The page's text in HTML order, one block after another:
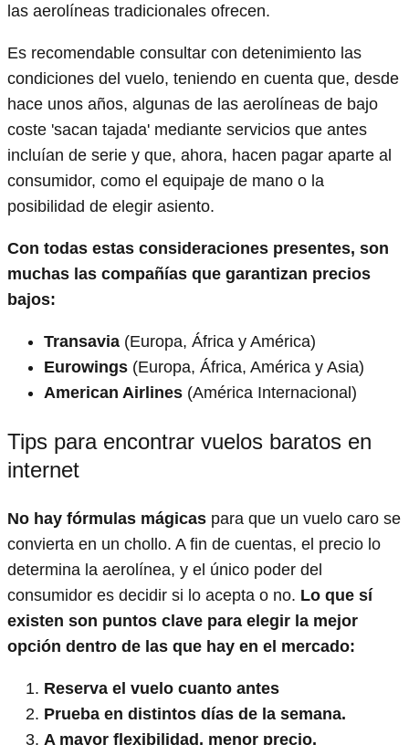
las aerolíneas tradicionales ofrecen.
Es recomendable consultar con detenimiento las
condiciones del vuelo, teniendo en cuenta que, desde
hace unos años, algunas de las aerolíneas de bajo
coste 'sacan tajada' mediante servicios que antes
incluían de serie y que, ahora, hacen pagar aparte al
consumidor, como el equipaje de mano o la
posibilidad de elegir asiento.
Con todas estas consideraciones presentes, son
muchas las compañías que garantizan precios
bajos:
Transavia (Europa, África y América)
Eurowings (Europa, África, América y Asia)
American Airlines (América Internacional)
Tips para encontrar vuelos baratos en
internet
No hay fórmulas mágicas para que un vuelo caro se
convierta en un chollo. A fin de cuentas, el precio lo
determina la aerolínea, y el único poder del
consumidor es decidir si lo acepta o no. Lo que sí
existen son puntos clave para elegir la mejor
opción dentro de las que hay en el mercado:
Reserva el vuelo cuanto antes
Prueba en distintos días de la semana.
A mayor flexibilidad, menor precio.